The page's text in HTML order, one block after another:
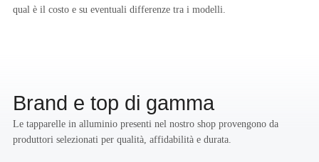
qual è il costo e su eventuali differenze tra i modelli.
Brand e top di gamma
Le tapparelle in alluminio presenti nel nostro shop provengono da
produttori selezionati per qualità, affidabilità e durata.